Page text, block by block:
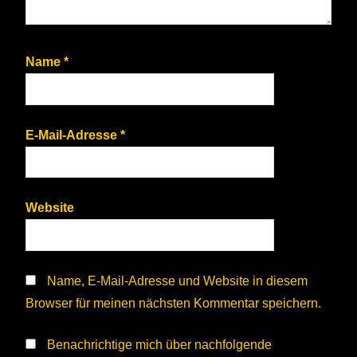
Name *
E-Mail-Adresse *
Website
Name, E-Mail-Adresse und Website in diesem
Browser für meinen nächsten Kommentar speichern.
Benachrichtige mich über nachfolgende